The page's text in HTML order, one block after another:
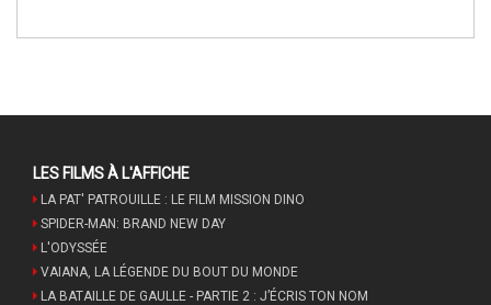
LES FILMS À L'AFFICHE
LA PAT' PATROUILLE : LE FILM MISSION DINO
SPIDER-MAN: BRAND NEW DAY
L'ODYSSÉE
VAIANA, LA LÉGENDE DU BOUT DU MONDE
LA BATAILLE DE GAULLE - PARTIE 2 : J’ÉCRIS TON NOM